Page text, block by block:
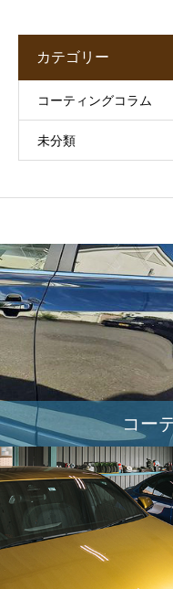
カテゴリー
コーティングコラム
未分類
コー